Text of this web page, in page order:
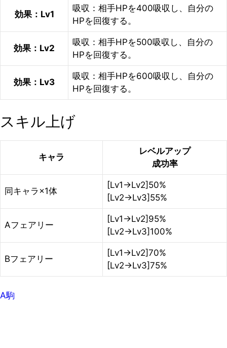
効果：Lv1
吸収：相手HPを400吸収し、自分の
HPを回復する。
効果：Lv2
吸収：相手HPを500吸収し、自分の
HPを回復する。
効果：Lv3
吸収：相手HPを600吸収し、自分の
HPを回復する。
スキル上げ
キャラ
レベルアップ
成功率
同キャラ×1体
[Lv1→Lv2]50%
[Lv2→Lv3]55%
Aフェアリー
[Lv1→Lv2]95%
[Lv2→Lv3]100%
Bフェアリー
[Lv1→Lv2]70%
[Lv2→Lv3]75%
A駒